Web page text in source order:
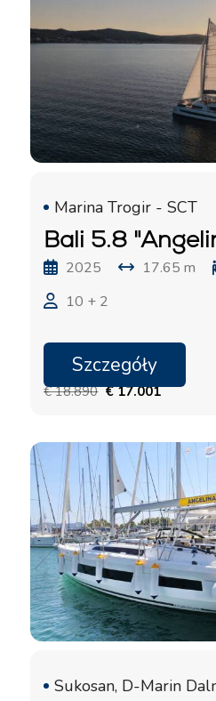
Marina Trogir - SCT
Bali 5.8
2025 17.65 m
10 + 2
19.09. - 26.09.2026
€ 18.890 € 17.001
Szczegóły
Sukosan, D-Marin